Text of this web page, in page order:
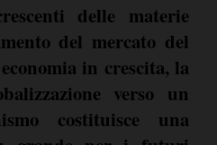
delle materie
del mercato del
in crescita, la
verso un
costituisce una